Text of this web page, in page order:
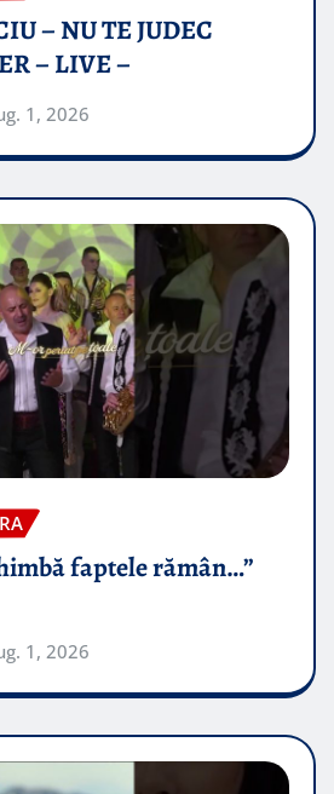
– NU TE JUDEC
– LIVE –
1, 2026
faptele rămân…”
1, 2026